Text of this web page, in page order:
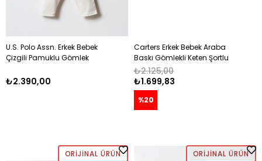
U.S. Polo Assn. Erkek Bebek
Çizgili Pamuklu Gömlek
₺2.390,00
Carters Erkek Bebek Araba
Baskı Gömlekli Keten Şortlu
Takım 12-24 Ay LACİVERT
₺1.699,83
₺2.125,00
%20
ORIJINAL ÜRÜN ORIJINAL ÜRÜN